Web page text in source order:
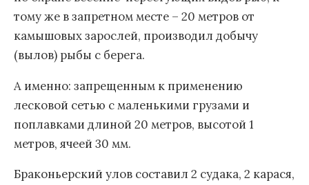
тому же в запретном месте – 20 метров от
камышовых зарослей, производил добычу
(вылов) рыбы с берега.
А именно: запрещенным к применению
лесковой сетью с маленькими грузами и
поплавками длиной 20 метров, высотой 1
метров, ячеей 30 мм.
Браконьерский улов составил 2 судака, 2 карася,